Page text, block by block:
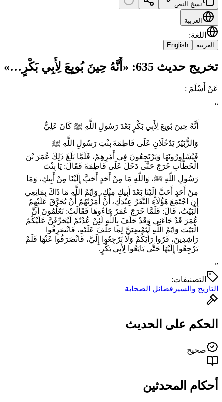
نسخ النص
العربية
اللغة:
العربية English
تخريج حديث 635: «أَنَّهُ حِينَ بُويِعَ لِأَبِي بَكْرٍ…»
عَنْ أَسْلَمَ :
“
أَنَّهُ حِينَ بُويِعَ لِأَبِي بَكْرٍ بَعْدَ رَسُولِ اللَّهِ ﷺ كَانَ عَلِيٌّ
وَالزُّبَيْرُ يَدْخُلَانِ عَلَى فَاطِمَةَ بِنْتِ رَسُولِ اللَّهِ ﷺ
فَيُشَاوِرُونَهَا وَيَرْتَجِعُونَ فِي أَمْرِهِمْ، فَلَمَّا بَلَغَ ذَلِكَ عُمَرَ بْنَ
الْخَطَّابِ خَرَجَ حَتَّى دَخَلَ عَلَى فَاطِمَةَ فَقَالَ: يَا بِنْتَ
رَسُولِ اللَّهِ ﷺ، وَاللَّهِ مَا مِنْ أَحَدٍ ‌أَحَبَّ ‌إِلَيْنَا ‌مِنْ ‌أَبِيكِ، وَمَا
مِنْ أَحَدٍ أَحَبَّ إِلَيْنَا بَعْدَ أَبِيكِ مِنْكِ، وَايْمُ اللَّهِ مَا ذَاكَ بِمَانِعِي
إِنِ اجْتَمَعَ هَؤُلَاءِ النَّفَرُ عِنْدَكِ، أَنْ أَمَرْتُهُمْ أَنْ يُحَرَّقَ عَلَيْهِمُ
الْبَيْتُ، قَالَ: فَلَمَّا خَرَجَ عُمَرُ جَاءُوهَا فَقَالَتْ: تَعْلَمُونَ أَنَّ
عُمَرَ قَدْ جَاءَنِي وَقَدْ حَلَفَ بِاللَّهِ لَئِنْ عُدْتُمْ لَيُحَرِّقَنَّ عَلَيْكُمُ
الْبَيْتَ وَايْمُ اللَّهِ لَيُمْضِيَنَّ لِمَا حَلَفَ عَلَيْهِ، فَانْصَرِفُوا
رَاشِدِينَ، فَرُوا رَأْيَكُمْ وَلَا تَرْجِعُوا إِلَيَّ، فَانْصَرَفُوا عَنْهَا فَلَمْ
يَرْجِعُوا إِلَيْهَا حَتَّى بَايَعُوا لِأَبِي بَكْرٍ.
”
التصنيفات:
التاريخ والسير فضائل الصحابة
الحكم على الحديث
صحيح
أحكام المحدثين